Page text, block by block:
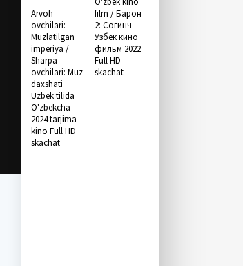
Arvoh
ovchilari:
Muzlatilgan
imperiya /
Sharpa
ovchilari: Muz
daxshati
Uzbek tilida
O'zbekcha
2024 tarjima
kino Full HD
skachat
film / Барон
2: Согинч
Узбек кино
фильм 2022
Full HD
skachat